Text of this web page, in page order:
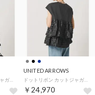
UNITED ARROWS
ドットリボン カットジャガード コンビ ブラウス ‐ウォッシャブル‐ （DK.GRAY）
￥24,970